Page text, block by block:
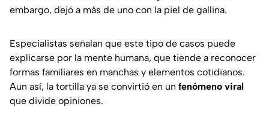
embargo, dejó a más de uno con la piel de gallina.
Especialistas señalan que este tipo de casos puede
explicarse por la mente humana, que tiende a reconocer
formas familiares en manchas y elementos cotidianos.
Aun así, la tortilla ya se convirtió en un fenómeno viral
que divide opiniones.